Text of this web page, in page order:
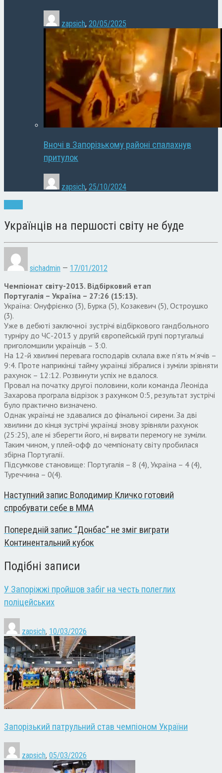
zapsich, 20/05/2025
Вночі в Запорізькому районі спалахнув
притулок
zapsich, 25/10/2024
Українців на першості світу не буде
sichadmin — 17/01/2012
Чемпіонат світу-2013. Відбірковий етап
Португалія – Україна – 27:26 (15:13).
Україна: Онуфрієнко (3), Бурка (5), Козакевич (5), Остроушко
(3).
Уже в дебюті заключної зустрічі відбіркового гандбольного
турніру до ЧС-2013 у другій європейській групі португальці
приголомшили українців – 3:0.
На 12-й хвилині перевага господарів склала вже п’ять м’ячів –
9:4. Проте наприкінці тайму українці зібралися і зуміли зрівняти
рахунок – 12:12. Розвинути успіх не вдалося.
Провал на початку другої половини, коли команда Леоніда
Захарова програла відрізок з рахунком 0:5, результат зустрічі
було практично визначено.
Однак українці не здавалися до фінальної сирени. За дві
хвилини до кінця зустрічі українці знову зрівняли рахунок
(25:25), але ні зберегти його, ні вирвати перемогу не зуміли.
Таким чином, у плей-офф до чемпіонату світу пробилася
збірна Португалії.
Підсумкове становище: Португалія – 8 (4), Україна – 4 (4),
Туреччина – 0(4).
Наступний запис Володимир Кличко готовий
спробувати себе в MMA
Попередній запис “Донбас” не зміг виграти
Континентальний кубок
Подібні записи
У Запоріжжі пройшов забіг на честь полеглих
поліцейських
zapsich, 10/03/2026
Запорізький патрульний став чемпіоном України
zapsich, 05/03/2026